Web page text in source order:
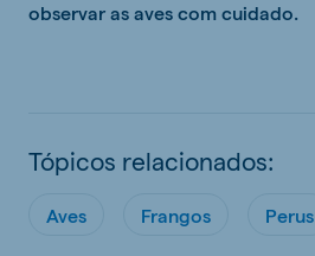
observar as aves com cuidado.
Tópicos relacionados:
Aves Frangos Perus